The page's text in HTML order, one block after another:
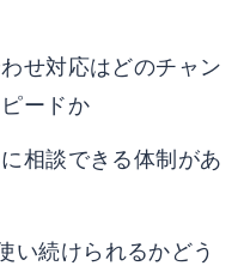
せ対応はどのチャン
ードか
相談できる体制があ
い続けられるかどう